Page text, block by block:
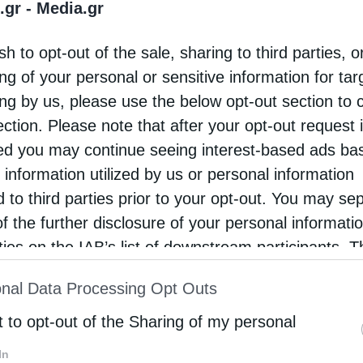
- Media.gr
to opt-out of the sale, sharing to third parties,
of your personal or sensitive information for
by us, please use the below opt-out section to
Please note that after your opt-out request
you may continue seeing interest-based ads
information utilized by us or personal information
to third parties prior to your opt-out. You may
the further disclosure of your personal
on the IAB’s list of downstream participants.
of Downstream Participantsthat may further
parties.
Data Processing Opt Outs
to opt-out of the Sharing of my personal
Ιδρύματος Παιδικής Προστασίας και
«το ροζ φύλλο του …
αγώνας μπάσκετ στην Κάτω Αχαΐας
20 Ιουνίου 2016
18 Ιουνίου 2016 στό κλειστό γήπεδο
τής πόλεως τής Κάτω Αχαΐας,
στίς ομάδες τών παλαιμάχων τής Ελληνικής